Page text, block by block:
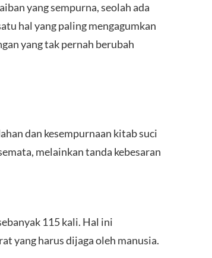
yang sempurna, seolah ada
hal yang paling mengagumkan
yang tak pernah berubah
dan kesempurnaan kitab suci
melainkan tanda kebesaran
115 kali. Hal ini
yang harus dijaga oleh manusia.